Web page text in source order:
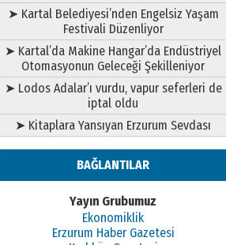
➤ Kartal Belediyesi’nden Engelsiz Yaşam
Festivali Düzenliyor
➤ Kartal’da Makine Hangar’da Endüstriyel
Otomasyonun Geleceği Şekilleniyor
➤ Lodos Adalar’ı vurdu, vapur seferleri de
iptal oldu
➤ Kitaplara Yansıyan Erzurum Sevdası
BAĞLANTILAR
Yayın Grubumuz
Ekonomiklik
Erzurum Haber Gazetesi